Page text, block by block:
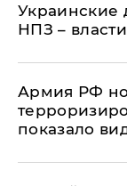
Украинские
НПЗ –
Армия РФ
показало